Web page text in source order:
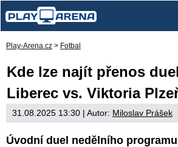
Play-Arena.cz > Fotbal
Kde lze najít přenos
Liberec vs. Viktoria
31.08.2025 13:30 | Autor: Miloslav Prášek
Úvodní duel nedělního